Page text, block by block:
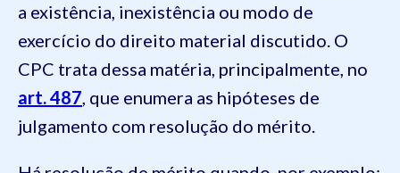
a existência, inexistência ou modo de
exercício do direito material discutido. O
CPC trata dessa matéria, principalmente, no
art. 487, que enumera as hipóteses de
julgamento com resolução do mérito.